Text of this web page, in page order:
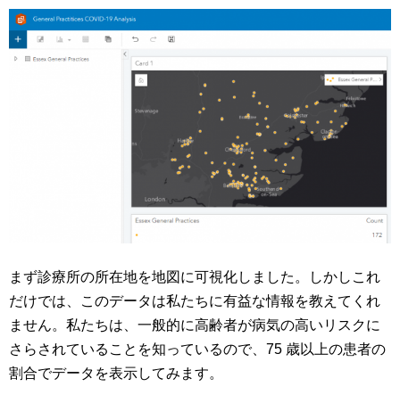
まず診療所の所在地を地図に可視化しました。しかしこれ
だけでは、このデータは私たちに有益な情報を教えてくれ
ません。私たちは、一般的に高齢者が病気の高いリスクに
さらされていることを知っているので、75 歳以上の患者の
割合でデータを表示してみます。